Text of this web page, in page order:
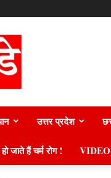
उत्तर प्रदेश
जाते हैं चर्म रोग ! VIDEO